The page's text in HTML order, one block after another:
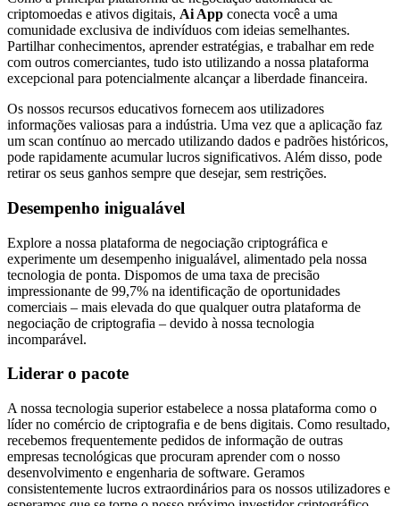
criptomoedas e ativos digitais, Ai App conecta você a uma
comunidade exclusiva de indivíduos com ideias semelhantes.
Partilhar conhecimentos, aprender estratégias, e trabalhar em rede
com outros comerciantes, tudo isto utilizando a nossa plataforma
excepcional para potencialmente alcançar a liberdade financeira.
Os nossos recursos educativos fornecem aos utilizadores
informações valiosas para a indústria. Uma vez que a aplicação faz
um scan contínuo ao mercado utilizando dados e padrões históricos,
pode rapidamente acumular lucros significativos. Além disso, pode
retirar os seus ganhos sempre que desejar, sem restrições.
Desempenho inigualável
Explore a nossa plataforma de negociação criptográfica e
experimente um desempenho inigualável, alimentado pela nossa
tecnologia de ponta. Dispomos de uma taxa de precisão
impressionante de 99,7% na identificação de oportunidades
comerciais – mais elevada do que qualquer outra plataforma de
negociação de criptografia – devido à nossa tecnologia
incomparável.
Liderar o pacote
A nossa tecnologia superior estabelece a nossa plataforma como o
líder no comércio de criptografia e de bens digitais. Como resultado,
recebemos frequentemente pedidos de informação de outras
empresas tecnológicas que procuram aprender com o nosso
desenvolvimento e engenharia de software. Geramos
consistentemente lucros extraordinários para os nossos utilizadores e